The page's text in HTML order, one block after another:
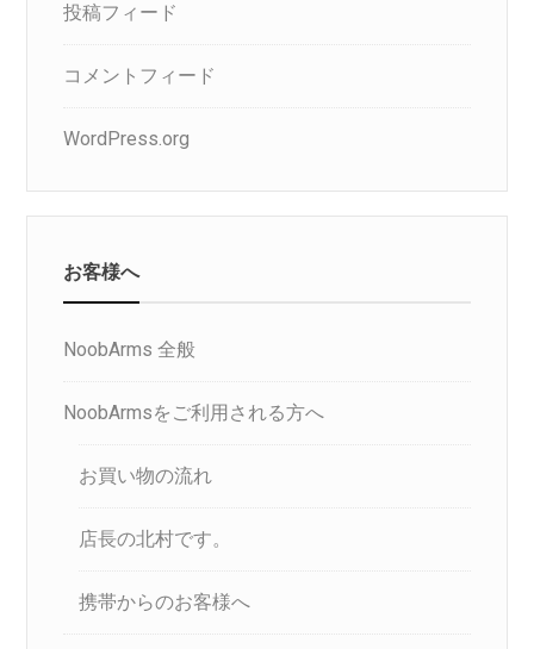
投稿フィード
コメントフィード
WordPress.org
お客様へ
NoobArms 全般
NoobArmsをご利用される方へ
お買い物の流れ
店長の北村です。
携帯からのお客様へ